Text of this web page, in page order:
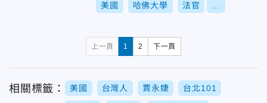
美國 哈佛大學 法官
上一頁 1 2 下一頁
相關標籤： 美國 台灣人 賈永婕 台北101